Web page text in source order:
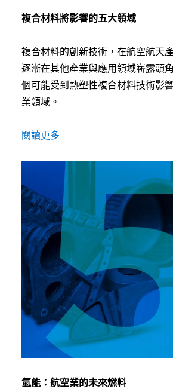
複合材料將影響的五大領域
複合材料的創新技術，在航空航天
逐漸在其他產業與應用領域嶄露頭
個可能受到熱塑性複合材料技術影
業領域。
閱讀更多
氫能：航空業的未來燃料